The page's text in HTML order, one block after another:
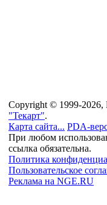
Copyright © 1999-2026,
"Текарт".
Карта сайта... PDA-
При любом
ссылка обязательна.
Политика
Пользовательское
Реклама на NGE.RU